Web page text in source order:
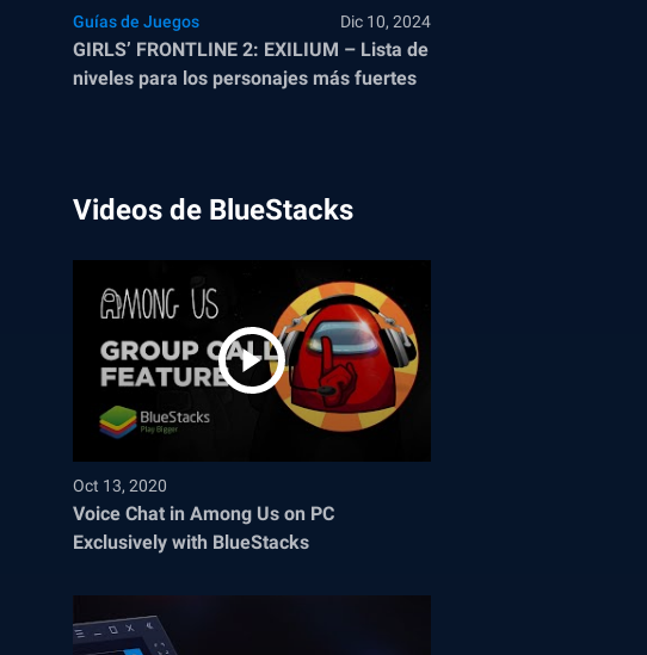
Guías de Juegos Dic 10, 2024
GIRLS’ FRONTLINE 2: EXILIUM – Lista de
niveles para los personajes más fuertes
Videos de BlueStacks
Oct 13, 2020
Voice Chat in Among Us on PC
Exclusively with BlueStacks